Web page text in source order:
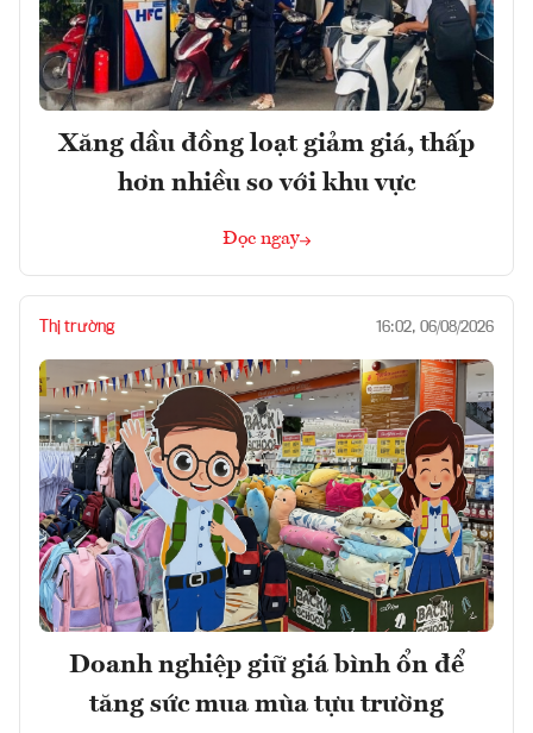
Xăng dầu đồng loạt giảm giá, thấp
hơn nhiều so với khu vực
Đọc ngay
Thị trường 16:02, 06/08/2026
Doanh nghiệp giữ giá bình ổn để
tăng sức mua mùa tựu trường